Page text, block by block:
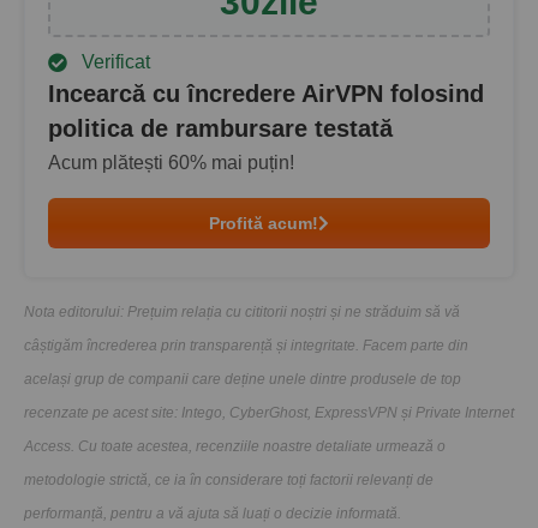
Nota editorului: Prețuim relația cu cititorii noștri și ne străduim să vă
câștigăm încrederea prin transparență și integritate. Facem parte din
același grup de companii care deține unele dintre produsele de top
recenzate pe acest site: Intego, CyberGhost, ExpressVPN și Private Internet
Access. Cu toate acestea, recenziile noastre detaliate urmează o
metodologie strictă, ce ia în considerare toți factorii relevanți de
performanță, pentru a vă ajuta să luați o decizie informată.
Verificat
Incearcă cu încredere AirVPN folosind
politica de rambursare testată
Acum plătești 60% mai puțin!
Profită acum!